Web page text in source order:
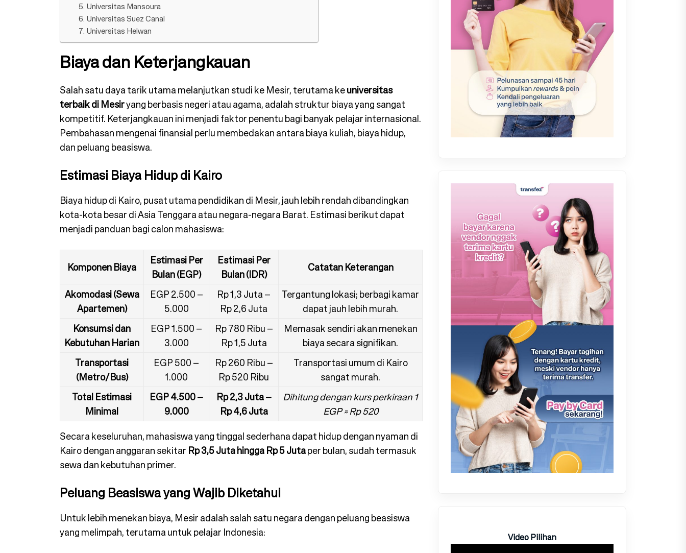
5. Universitas Mansoura
6. Universitas Suez Canal
7. Universitas Helwan
Biaya dan Keterjangkauan
Salah satu daya tarik utama melanjutkan studi ke Mesir, terutama keuniversitas
terbaik di Mesiryang berbasis negeri atau agama, adalah struktur biaya yang sangat
kompetitif. Keterjangkauan ini menjadi faktor penentu bagi banyak pelajar internasional.
Pembahasan mengenai finansial perlu membedakan antara biaya kuliah, biaya hidup,
dan peluang beasiswa.
Estimasi Biaya Hidup di Kairo
Biaya hidup di Kairo, pusat utama pendidikan di Mesir, jauh lebih rendah dibandingkan
kota-kota besar di Asia Tenggara atau negara-negara Barat. Estimasi berikut dapat
menjadi panduan bagi calon mahasiswa:
Komponen Biaya
Estimasi Per
Bulan (EGP)
Estimasi Per
Bulan (IDR)
Catatan Keterangan
Akomodasi (Sewa
Apartemen)
EGP 2.500 –
5.000
Rp 1,3 Juta –
Rp 2,6 Juta
Tergantung lokasi; berbagi kamar
dapat jauh lebih murah.
Konsumsi dan
Kebutuhan Harian
EGP 1.500 –
3.000
Rp 780 Ribu –
Rp 1,5 Juta
Memasak sendiri akan menekan
biaya secara signifikan.
Transportasi
(Metro/Bus)
EGP 500 –
1.000
Rp 260 Ribu –
Rp 520 Ribu
Transportasi umum di Kairo
sangat murah.
Total Estimasi
Minimal
EGP 4.500 –
9.000
Rp 2,3 Juta –
Rp 4,6 Juta
Dihitung dengan kurs perkiraan 1
EGP ≈ Rp 520
Secara keseluruhan, mahasiswa yang tinggal sederhana dapat hidup dengan nyaman di
Kairo dengan anggaran sekitar Rp 3,5 Juta hingga Rp 5 Jutaper bulan, sudah termasuk
sewa dan kebutuhan primer.
Peluang Beasiswa yang Wajib Diketahui
Untuk lebih menekan biaya, Mesir adalah salah satu negara dengan peluang beasiswa
yang melimpah, terutama untuk pelajar Indonesia:
Video Pilihan